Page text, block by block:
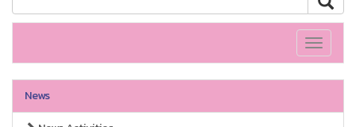
Toggle
News